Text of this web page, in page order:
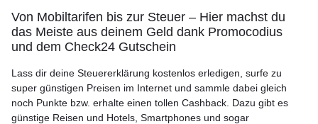
Von Mobiltarifen bis zur Steuer – Hier machst du
das Meiste aus deinem Geld dank Promocodius
und dem Check24 Gutschein
Lass dir deine Steuererklärung kostenlos erledigen, surfe zu
super günstigen Preisen im Internet und sammle dabei gleich
noch Punkte bzw. erhalte einen tollen Cashback. Dazu gibt es
günstige Reisen und Hotels, Smartphones und sogar